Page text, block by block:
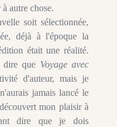
autre chose.
soit sélectionnée,
déjà à l'époque la
était une réalité.
que Voyage avec
d'auteur, mais je
jamais lancé le
mon plaisir à
dire que je dois